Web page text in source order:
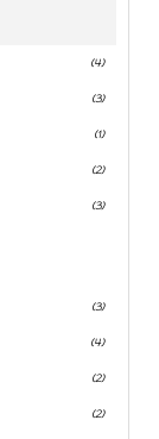
(4)
(3)
(1)
(2)
(3)
(3)
(4)
(2)
(2)